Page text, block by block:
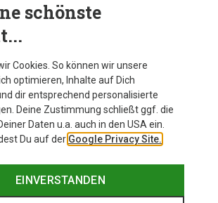
Race Top Tube Bag 1.5L Rahmentasche
schönste
Cookies. So können wir unsere
optimieren, Inhalte auf Dich
dir entsprechend personalisierte
Deine Zustimmung schließt ggf. die
Daten u.a. auch in den USA ein.
Du auf der Google Privacy Site.
EINVERSTANDEN